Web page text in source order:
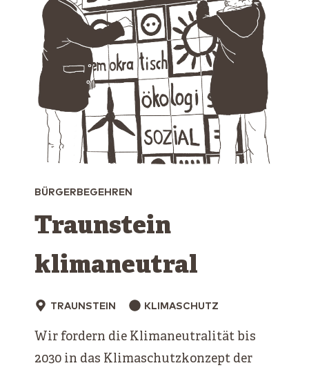
BÜRGERBEGEHREN
Traunstein
klimaneutral
TRAUNSTEIN KLIMASCHUTZ
Wir fordern die Klimaneutralität bis
2030 in das Klimaschutzkonzept der